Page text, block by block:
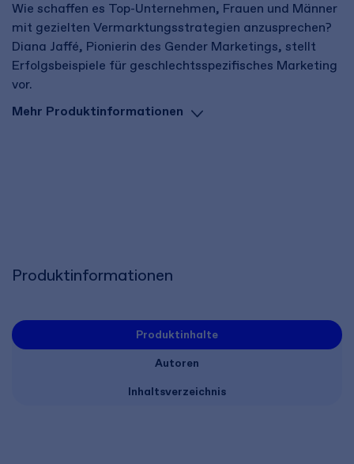
Wie schaffen es Top-Unternehmen, Frauen und Männer
mit gezielten Vermarktungsstrategien anzusprechen?
Diana Jaffé, Pionierin des Gender Marketings, stellt
Erfolgsbeispiele für geschlechtsspezifisches Marketing
vor.
Mehr Produktinformationen
Produktinformationen
Produktinhalte
Autoren
Inhaltsverzeichnis